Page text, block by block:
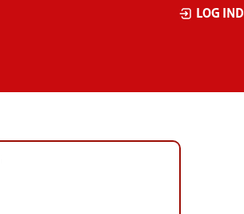
LOG IND